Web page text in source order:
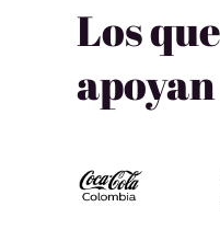
Los
apoyan